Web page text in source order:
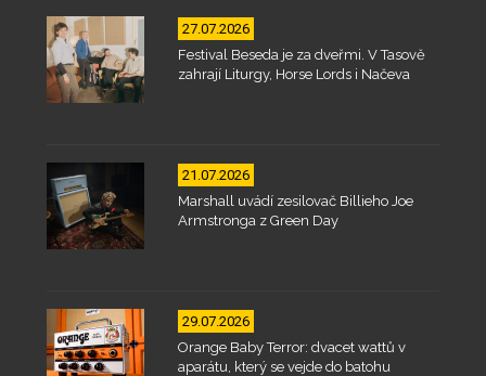
27.07.2026
Festival Beseda je za dveřmi. V Tasově
zahrají Liturgy, Horse Lords i Načeva
21.07.2026
Marshall uvádí zesilovač Billieho Joe
Armstronga z Green Day
29.07.2026
Orange Baby Terror: dvacet wattů v
aparátu, který se vejde do batohu